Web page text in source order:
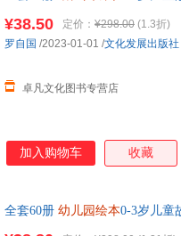
¥38.50 定价： ¥298.00 (1.3折)
卓凡文化图书专营店
罗自国 /2023-01-01 /文化发展出版社
加入购物车 收藏
全套60册 幼儿园绘本0-3岁儿童